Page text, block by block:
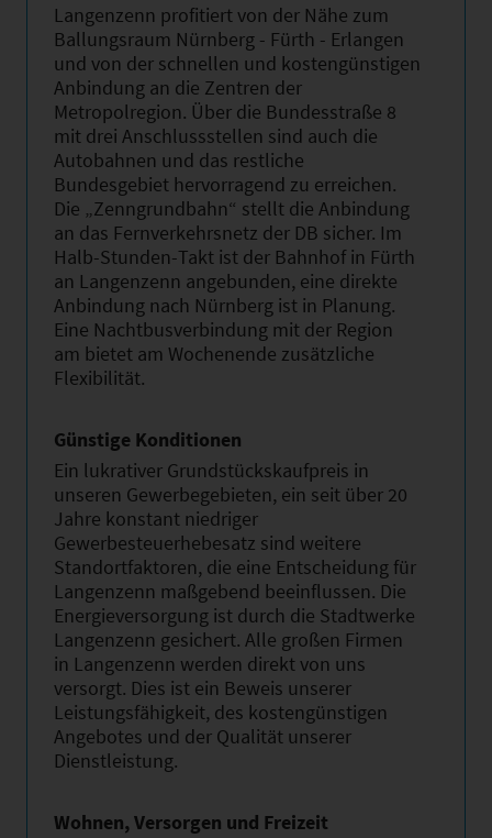
Langenzenn profitiert von der Nähe zum
Ballungsraum Nürnberg - Fürth - Erlangen
und von der schnellen und kostengünstigen
Anbindung an die Zentren der
Metropolregion. Über die Bundesstraße 8
mit drei Anschlussstellen sind auch die
Autobahnen und das restliche
Bundesgebiet hervorragend zu erreichen.
Die „Zenngrundbahn“ stellt die Anbindung
an das Fernverkehrsnetz der DB sicher. Im
Halb-Stunden-Takt ist der Bahnhof in Fürth
an Langenzenn angebunden, eine direkte
Anbindung nach Nürnberg ist in Planung.
Eine Nachtbusverbindung mit der Region
am bietet am Wochenende zusätzliche
Flexibilität.
Günstige Konditionen
Ein lukrativer Grundstückskaufpreis in
unseren Gewerbegebieten, ein seit über 20
Jahre konstant niedriger
Gewerbesteuerhebesatz sind weitere
Standortfaktoren, die eine Entscheidung für
Langenzenn maßgebend beeinflussen. Die
Energieversorgung ist durch die Stadtwerke
Langenzenn gesichert. Alle großen Firmen
in Langenzenn werden direkt von uns
versorgt. Dies ist ein Beweis unserer
Leistungsfähigkeit, des kostengünstigen
Angebotes und der Qualität unserer
Dienstleistung.
Wohnen, Versorgen und Freizeit